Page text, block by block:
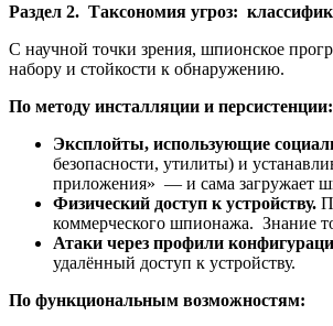
Раздел 2. Таксономия угроз:
С научной точки зрения, шпионское
набору и стойкости к обнаружению.
По методу инсталляции и персистенции:
Эксплойты, использующие
безопасности, утилиты) и
приложения» — и сама загружает
Физический доступ к устройству.
коммерческого шпионажа. Знание
Атаки через профили
удалённый доступ к устройству.
По функциональным возможностям: